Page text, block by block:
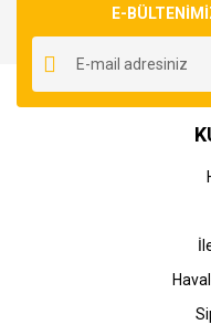
Ürün resmi kalitesiz,
Ürün açıklamasında
Ürün bilgilerinde
Ürün fiyatı diğer
E-